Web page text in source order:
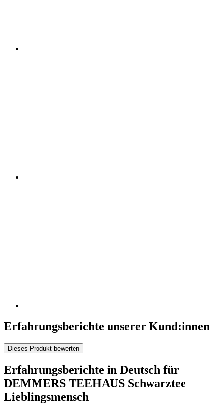
Erfahrungsberichte unserer Kund:innen
Dieses Produkt bewerten
Erfahrungsberichte in Deutsch für
DEMMERS TEEHAUS Schwarztee
Lieblingsmensch